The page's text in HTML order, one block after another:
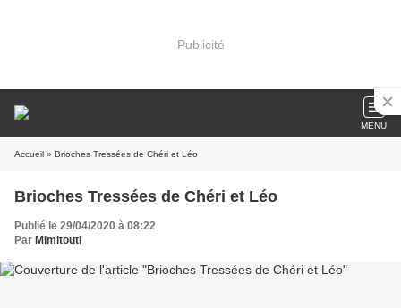
Publicité
MENU
Accueil » Brioches Tressées de Chéri et Léo
Brioches Tressées de Chéri et Léo
Publié le 29/04/2020 à 08:22
Par Mimitouti